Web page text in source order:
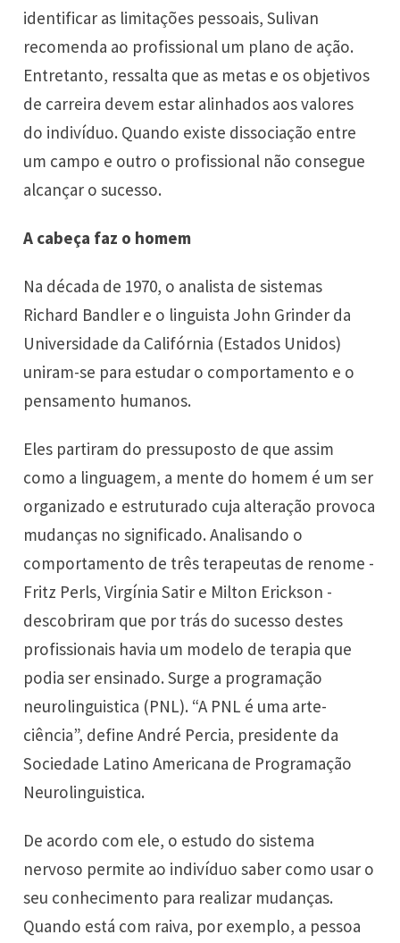
identificar as limitações pessoais, Sulivan
recomenda ao profissional um plano de ação.
Entretanto, ressalta que as metas e os objetivos
de carreira devem estar alinhados aos valores
do indivíduo. Quando existe dissociação entre
um campo e outro o profissional não consegue
alcançar o sucesso.
A cabeça faz o homem
Na década de 1970, o analista de sistemas
Richard Bandler e o linguista John Grinder da
Universidade da Califórnia (Estados Unidos)
uniram-se para estudar o comportamento e o
pensamento humanos.
Eles partiram do pressuposto de que assim
como a linguagem, a mente do homem é um ser
organizado e estruturado cuja alteração provoca
mudanças no significado. Analisando o
comportamento de três terapeutas de renome -
Fritz Perls, Virgínia Satir e Milton Erickson -
descobriram que por trás do sucesso destes
profissionais havia um modelo de terapia que
podia ser ensinado. Surge a programação
neurolinguistica (PNL). “A PNL é uma arte-
ciência”, define André Percia, presidente da
Sociedade Latino Americana de Programação
Neurolinguistica.
De acordo com ele, o estudo do sistema
nervoso permite ao indivíduo saber como usar o
seu conhecimento para realizar mudanças.
Quando está com raiva, por exemplo, a pessoa